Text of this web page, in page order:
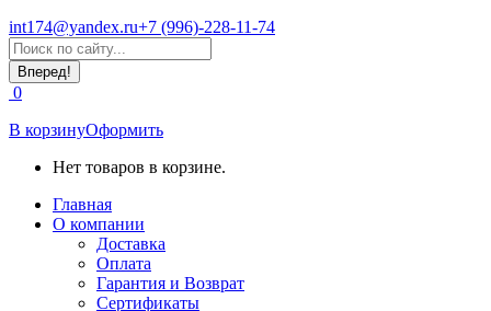
int174@yandex.ru+7 (996)-228-11-74
Страница
WhatsApp
открывается
в
новом
окне
Поиск:
0
В корзинуОформить
Нет товаров в корзине.
Главная
О компании
Доставка
Оплата
Гарантия и Возврат
Сертификаты